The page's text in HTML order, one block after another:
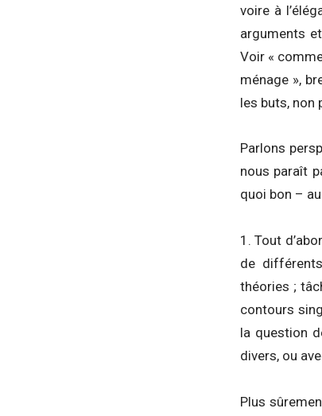
voire à
arguments
Voir «
ménage »,
les buts, non
Parlons
nous paraît
quoi bon –
1. Tout
de
théories ;
contours
la question
divers, ou
Plus